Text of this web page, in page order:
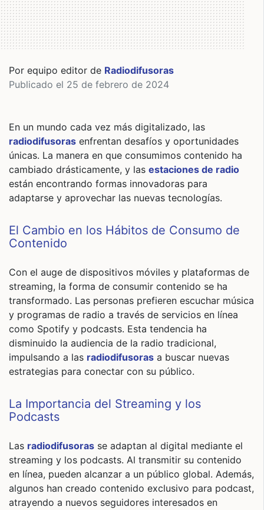
Por equipo editor de Radiodifusoras
Publicado el 25 de febrero de 2024
En un mundo cada vez más digitalizado, las
radiodifusoras enfrentan desafíos y oportunidades
únicas. La manera en que consumimos contenido ha
cambiado drásticamente, y las estaciones de radio
están encontrando formas innovadoras para
adaptarse y aprovechar las nuevas tecnologías.
El Cambio en los Hábitos de Consumo de
Contenido
Con el auge de dispositivos móviles y plataformas de
streaming, la forma de consumir contenido se ha
transformado. Las personas prefieren escuchar música
y programas de radio a través de servicios en línea
como Spotify y podcasts. Esta tendencia ha
disminuido la audiencia de la radio tradicional,
impulsando a las radiodifusoras a buscar nuevas
estrategias para conectar con su público.
La Importancia del Streaming y los
Podcasts
Las radiodifusoras se adaptan al digital mediante el
streaming y los podcasts. Al transmitir su contenido
en línea, pueden alcanzar a un público global. Además,
algunos han creado contenido exclusivo para podcast,
atrayendo a nuevos seguidores interesados en